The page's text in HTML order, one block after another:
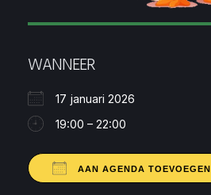
WANNEER
17 januari 2026
19:00 – 22:00
AAN AGENDA TOEVOEGEN